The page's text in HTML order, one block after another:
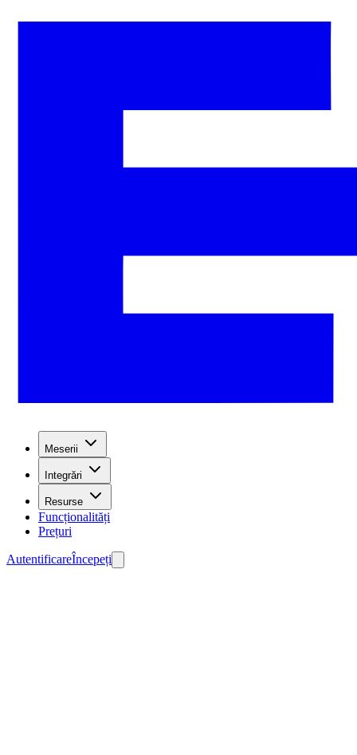
Meserii
Integrări
Resurse
Funcționalități
Prețuri
AutentificareÎncepeți